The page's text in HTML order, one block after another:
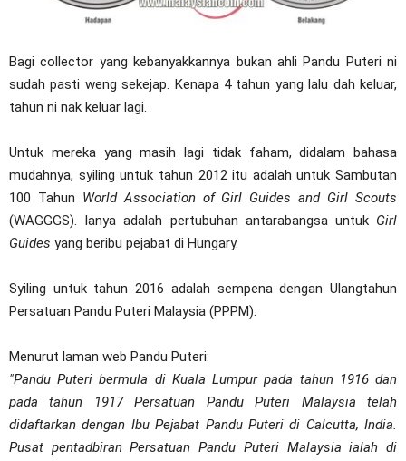
Bagi collector yang kebanyakkannya bukan ahli Pandu Puteri ni
sudah pasti weng sekejap. Kenapa 4 tahun yang lalu dah keluar,
tahun ni nak keluar lagi.
Untuk mereka yang masih lagi tidak faham, didalam bahasa
mudahnya, syiling untuk tahun 2012 itu adalah untuk Sambutan
100 Tahun World Association of Girl Guides and Girl Scouts
(WAGGGS). Ianya adalah pertubuhan antarabangsa untuk Girl
Guides yang beribu pejabat di Hungary.
Syiling untuk tahun 2016 adalah sempena dengan Ulangtahun
Persatuan Pandu Puteri Malaysia (PPPM).
Menurut laman web Pandu Puteri:
"Pandu Puteri bermula di Kuala Lumpur pada tahun 1916 dan
pada tahun 1917 Persatuan Pandu Puteri Malaysia telah
didaftarkan dengan Ibu Pejabat Pandu Puteri di Calcutta, India.
Pusat pentadbiran Persatuan Pandu Puteri Malaysia ialah di